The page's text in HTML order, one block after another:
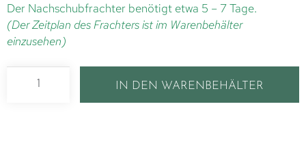
Der Nachschubfrachter benötigt etwa 5 – 7 Tage.
(Der Zeitplan des Frachters ist im Warenbehälter
einzusehen)
IN DEN WARENBEHÄLTER